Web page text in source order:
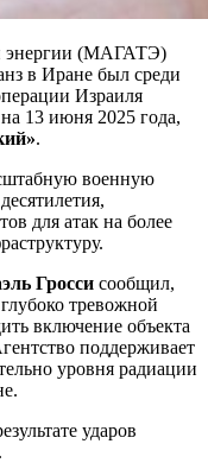
энергии (МАГАТЭ)
в Иране был среди
Израиля
13 июня 2025 года,
.
военную
для атак на более
Гросси сообщил,
тревожной
включение объекта
поддерживает
уровня радиации
ударов